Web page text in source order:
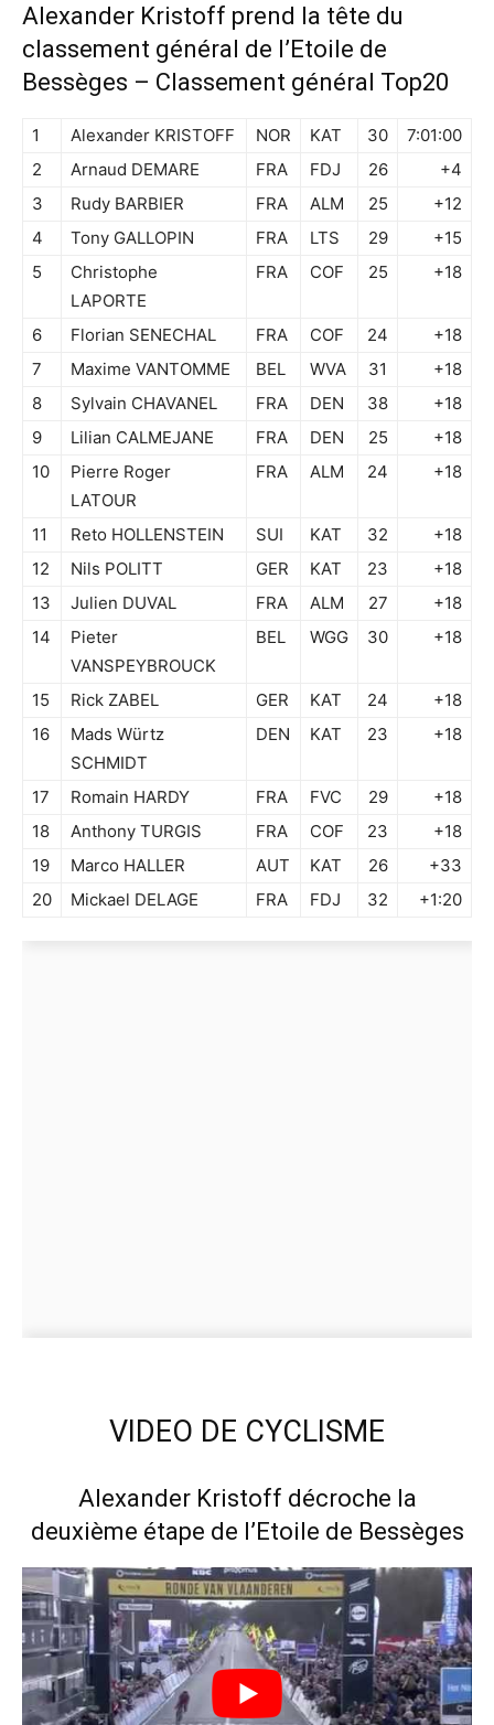
Alexander Kristoff prend la tête du
classement général de l’Etoile de
Bessèges – Classement général Top20
1 Alexander KRISTOFF NOR KAT 30
7:01:00
2
Arnaud DEMARE FRA FDJ 26
+4
3
Rudy BARBIER FRA ALM 25
+12
4
Tony GALLOPIN FRA LTS 29
+15
5
Christophe
LAPORTE
FRA COF 25 +18
6 Florian SENECHAL FRA COF 24
+18
7
Maxime VANTOMME BEL WVA 31
+18
8
Sylvain CHAVANEL FRA DEN 38
+18
9
Lilian CALMEJANE FRA DEN 25
+18
10
Pierre Roger
LATOUR
FRA ALM 24 +18
11 Reto HOLLENSTEIN SUI KAT 32
+18
12
Nils POLITT GER KAT 23
+18
13
Julien DUVAL FRA ALM 27
+18
14
Pieter
VANSPEYBROUCK
BEL WGG 30 +18
15 Rick ZABEL GER KAT 24
+18
16
Mads Würtz
SCHMIDT
DEN KAT 23 +18
17 Romain HARDY FRA FVC 29
+18
18
Anthony TURGIS FRA COF 23
+18
19
Marco HALLER AUT KAT 26
+33
20
Mickael DELAGE FRA FDJ 32 +1:20
VIDEO DE CYCLISME
Alexander Kristoff décroche la
deuxième étape de l’Etoile de Bessèges